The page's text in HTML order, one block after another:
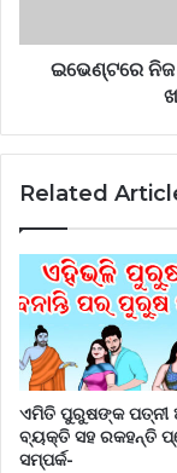
ଇଭେଣ୍ଟରେ
Related
ଏମିତି ପୁରୁଷଙ୍କ ପତ୍ନୀ
ବ୍ୟକ୍ତି ସହ ରକହନ୍ତି
ସମ୍ପର୍କ-